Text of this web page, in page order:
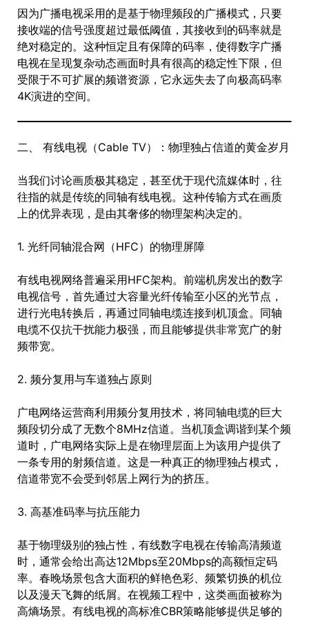
因为广播电视采用的是基于物理频段的广播模式，只要
接收端的信号强度超过最低阈值，其接收到的码率就是
绝对稳定的。这种恒定且有保障的码率，使得数字广播
电视在呈现复杂动态画面时具有很高的稳定性下限，但
受限于不可扩展的频谱资源，它永远失去了向极高码率
4K演进的空间。
二、 有线电视（Cable TV）：物理独占信道的黄金岁月
当我们讨论画质极其稳定，甚至优于现代流媒体时，往
往指的就是传统的同轴有线电视。这种传输方式在画质
上的优异表现，是由其奢侈的物理架构决定的。
1. 光纤同轴混合网（HFC）的物理屏障
有线电视网络普遍采用HFC架构。前端机房发出的数字
电视信号，首先通过大容量光纤传输至小区的光节点，
进行光电转换后，再通过同轴电缆连接到机顶盒。同轴
电缆不仅抗干扰能力极强，而且能够提供非常宽广的射
频带宽。
2. 频分复用与车道独占原则
广电网络运营商利用频分复用技术，将同轴电缆的巨大
频段切分成了无数个8MHz信道。当机顶盒调谐到某个频
道时，广电网络实际上是在物理层面上为该用户提供了
一条专用的射频信道。这是一种真正的物理独占模式，
信道带宽不会受到邻居上网行为的挤压。
3. 高基准码率与抗压能力
基于物理级别的独占性，有线数字电视在传输高清频道
时，通常会给出高达12Mbps至20Mbps的高额恒定码
率。春晚场景包含大面积的鲜艳色彩、频繁切换的机位
以及漫天飞舞的纸屑。在视频工程中，这类画面被称为
高熵场景。有线电视的高标准CBR策略能够提供足够的